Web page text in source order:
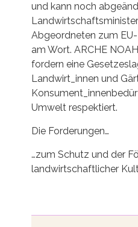
und kann noch
Abgeordneten zum
am Wort. ARCHE
fordern eine
Landwirt_innen und
Umwelt respektiert.
Die Forderungen…
…zum Schutz und der
landwirtschaftlicher